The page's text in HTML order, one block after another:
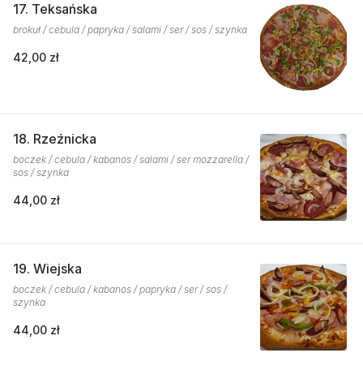
17. Teksańska
brokuł / cebula / papryka / salami / ser / sos / szynka
42,00 zł
18. Rzeźnicka
boczek / cebula / kabanos / salami / ser mozzarella /
sos / szynka
44,00 zł
19. Wiejska
boczek / cebula / kabanos / papryka / ser / sos /
szynka
44,00 zł